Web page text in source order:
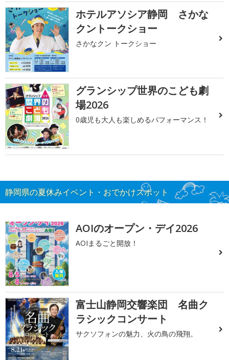
ホテルアソシア静岡 さかな
クントークショー
さかなクン トークショー
グランシップ世界のこども劇
場2026
0歳児も大人も楽しめるパフォーマンス！
静岡県の夏休みイベント・おでかけスポット
AOIのオープン・デイ2026
AOIまるごと開放！
富士山静岡交響楽団 名曲ク
ラシックコンサート
サクソフォンの魅力、火の鳥の飛翔。